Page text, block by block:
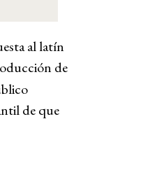
al latín
de
de que